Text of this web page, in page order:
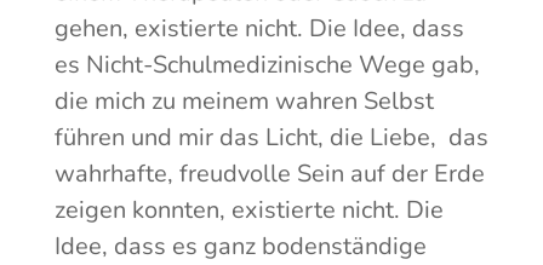
gehen, existierte nicht. Die Idee, dass
es Nicht-Schulmedizinische Wege gab,
die mich zu meinem wahren Selbst
führen und mir das Licht, die Liebe, das
wahrhafte, freudvolle Sein auf der Erde
zeigen konnten, existierte nicht. Die
Idee, dass es ganz bodenständige